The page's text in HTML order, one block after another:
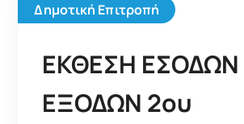
Δημοτική Επιτροπή
ΕΚΘΕΣΗ ΕΣΟΔΩΝ
ΕΞΟΔΩΝ 2ου